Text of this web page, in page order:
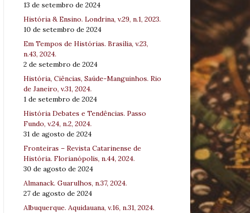
13 de setembro de 2024
História & Ensino. Londrina, v.29, n.1, 2023.
10 de setembro de 2024
Em Tempos de Histórias. Brasília, v.23,
n.43, 2024.
2 de setembro de 2024
História, Ciências, Saúde-Manguinhos. Rio
de Janeiro, v.31, 2024.
1 de setembro de 2024
História Debates e Tendências. Passo
Fundo, v.24, n.2, 2024.
31 de agosto de 2024
Fronteiras – Revista Catarinense de
História. Florianópolis, n.44, 2024.
30 de agosto de 2024
Almanack. Guarulhos, n.37, 2024.
27 de agosto de 2024
Albuquerque. Aquidauana, v.16, n.31, 2024.